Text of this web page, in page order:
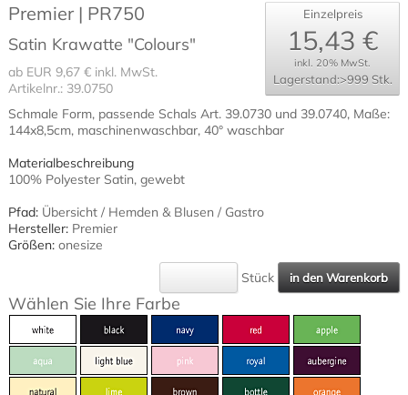
Einzelpreis
15,43 €
inkl. 20% MwSt.
Lagerstand:>999 Stk.
Premier | PR750
Satin Krawatte "Colours"
ab EUR 9,67 € inkl. MwSt.
Artikelnr.: 39.0750
Schmale Form, passende Schals Art. 39.0730 und 39.0740, Maße:
144x8,5cm, maschinenwaschbar, 40° waschbar
Materialbeschreibung
100% Polyester Satin, gewebt
Pfad: Übersicht/ Hemden & Blusen / Gastro
Hersteller:Premier
Größen:onesize
Stück
Wählen Sie Ihre Farbe